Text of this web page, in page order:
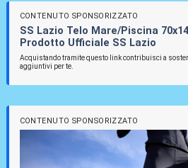
CONTENUTO SPONSORIZZATO
SS Lazio Telo Mare/Piscina
Prodotto Ufficiale SS Lazio
Acquistando tramite questo link contribuisci a
aggiuntivi per te.
CONTENUTO SPONSORIZZATO